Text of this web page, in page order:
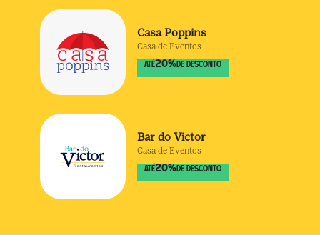
Casa Poppins
Casa de Eventos
ATÉ20% DE DESCONTO
Bar do Victor
Casa de Eventos
ATÉ20% DE DESCONTO